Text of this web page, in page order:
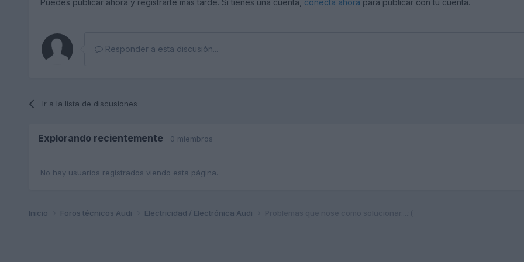
Responder a esta discusión...
Ir a la lista de discusiones
Explorando recientemente 0 miembros
No hay usuarios registrados viendo esta página.
Inicio Foros técnicos Audi Electricidad / Electrónica Audi